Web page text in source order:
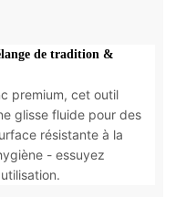
de tradition &
premium, cet outil
glisse fluide pour des
résistante à la
- essuyez